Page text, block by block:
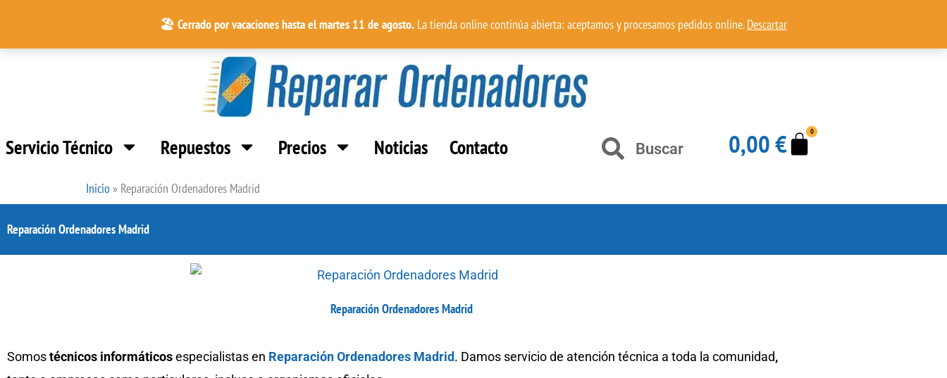
🏖️ Cerrado por vacaciones hasta el martes 11 de agosto. La tienda online continúa abierta: aceptamos y procesamos pedidos online.Descartar
Servicio Técnico Repuestos Precios Noticias Contacto Buscar Buscar 0,00€ 0
Carrito
Inicio » Reparación Ordenadores Madrid
Reparación Ordenadores Madrid
Reparación Ordenadores Madrid
Somostécnicos informáticosespecialistas en Reparación Ordenadores Madrid. Damos servicio de atención técnica a toda la comunidad,